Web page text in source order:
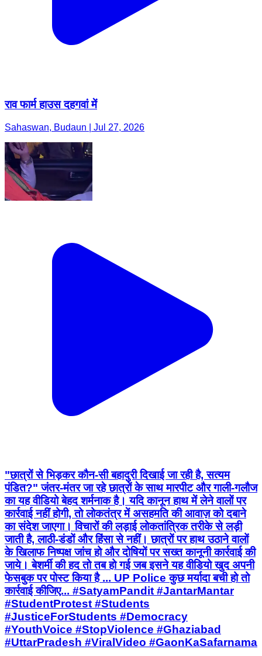
राव फार्म हाउस दहगवां में
Sahaswan, Budaun | Jul 27, 2026
"छात्रों से भिड़कर कौन-सी बहादुरी दिखाई जा रही है, सत्यम
पंडित?" जंतर-मंतर जा रहे छात्रों के साथ मारपीट और गाली-गलौज
का यह वीडियो बेहद शर्मनाक है। यदि कानून हाथ में लेने वालों पर
कार्रवाई नहीं होगी, तो लोकतंत्र में असहमति की आवाज़ को दबाने
का संदेश जाएगा। विचारों की लड़ाई लोकतांत्रिक तरीके से लड़ी
जाती है, लाठी-डंडों और हिंसा से नहीं। छात्रों पर हाथ उठाने वालों
के खिलाफ निष्पक्ष जांच हो और दोषियों पर सख्त कानूनी कार्रवाई की
जाये। बेशर्मी की हद तो तब हो गई जब इसने यह वीडियो खुद अपनी
फेसबुक पर पोस्ट किया है ... UP Police कुछ मर्यादा बची हो तो
कार्रवाई कीजिए... #SatyamPandit #JantarMantar
#StudentProtest #Students
#JusticeForStudents #Democracy
#YouthVoice #StopViolence #Ghaziabad
#UttarPradesh #ViralVideo #GaonKaSafarnama